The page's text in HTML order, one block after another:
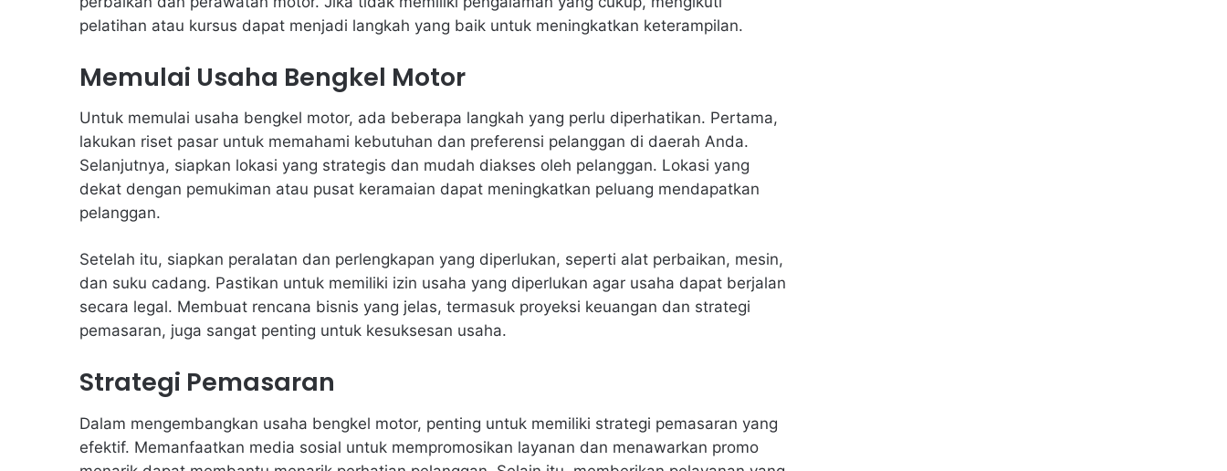
pelatihan atau kursus dapat menjadi langkah yang baik untuk meningkatkan keterampilan.
Memulai Usaha Bengkel Motor
Untuk memulai usaha bengkel motor, ada beberapa langkah yang perlu diperhatikan. Pertama,
lakukan riset pasar untuk memahami kebutuhan dan preferensi pelanggan di daerah Anda.
Selanjutnya, siapkan lokasi yang strategis dan mudah diakses oleh pelanggan. Lokasi yang
dekat dengan pemukiman atau pusat keramaian dapat meningkatkan peluang mendapatkan
pelanggan.
Setelah itu, siapkan peralatan dan perlengkapan yang diperlukan, seperti alat perbaikan, mesin,
dan suku cadang. Pastikan untuk memiliki izin usaha yang diperlukan agar usaha dapat berjalan
secara legal. Membuat rencana bisnis yang jelas, termasuk proyeksi keuangan dan strategi
pemasaran, juga sangat penting untuk kesuksesan usaha.
Strategi Pemasaran
Dalam mengembangkan usaha bengkel motor, penting untuk memiliki strategi pemasaran yang
efektif. Memanfaatkan media sosial untuk mempromosikan layanan dan menawarkan promo